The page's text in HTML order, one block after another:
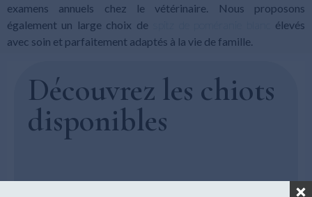
examens annuels chez le vétérinaire. Nous proposons
également un large choix de
élevés
avec soin et parfaitement adaptés à la vie de famille.
Découvrez les chiots
disponibles